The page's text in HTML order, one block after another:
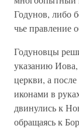
Годунов, либо
чье правление
Годуновцы
указанию
церкви, а
иконами в
двинулись к
обращаясь к